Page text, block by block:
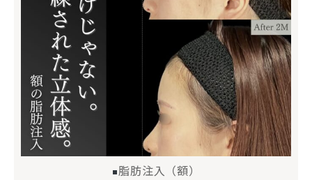
脂肪注入（額）